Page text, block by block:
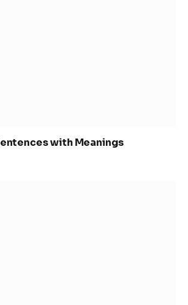
with Meanings